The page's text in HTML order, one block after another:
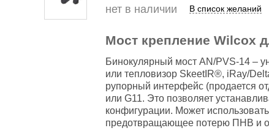
нет в наличии В список желаний
Мост крепление Wilcox
Бинокулярный мост AN/PVS-14 –
или тепловизор SkeetIR®, iRay/
рупорный интерфейс (продается
или G11. Это позволяет
конфигурации. Может
предотвращающее потерю ПНВ и